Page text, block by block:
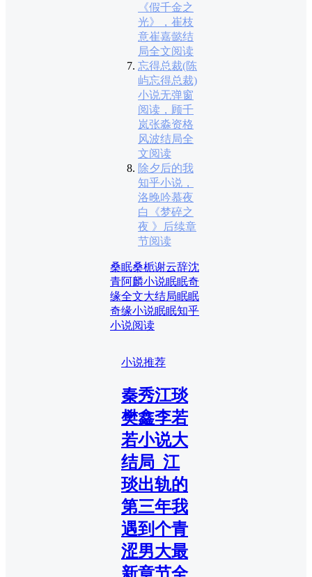
《假千金之
光》，崔枝
意崔嘉懿结
局全文阅读
忘得总裁(陈
屿忘得总裁)
小说无弹窗
阅读，顾千
岚张淼资格
风波结局全
文阅读
除夕后的我
知乎小说，
洛晚吟慕夜
白《梦碎之
夜 》后续章
节阅读
桑眠桑栀谢云辞沈
青阿麟小说眠眠奇
缘全文大结局眠眠
奇缘小说眠眠知乎
小说阅读
小说推荐
秦秀江琰
樊鑫李若
若小说大
结局_江
琰出轨的
第三年我
遇到个青
涩男大最